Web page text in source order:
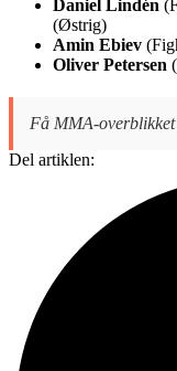
Daniel Lindén
(Østrig)
Amin Ebiev
Oliver Petersen
Få MMA-overblikket
Del artiklen: